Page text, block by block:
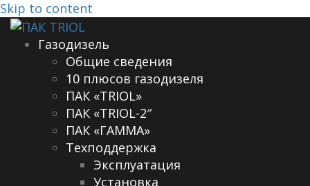
Skip to content
Газодизель
Общие сведения
10 плюсов газодизеля
ПАК «TRIOL»
ПАК «TRIOL-2″
ПАК «ГАММА»
Техподдержка
Эксплуатация
Установка